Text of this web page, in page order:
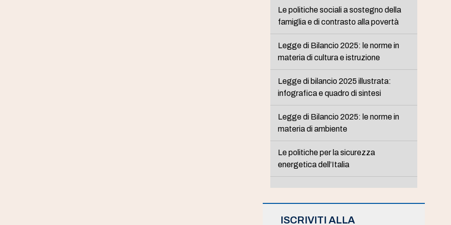
Le politiche sociali a sostegno della
famiglia e di contrasto alla povertà
Legge di Bilancio 2025: le norme in
materia di cultura e istruzione
Legge di bilancio 2025 illustrata:
infografica e quadro di sintesi
Legge di Bilancio 2025: le norme in
materia di ambiente
Le politiche per la sicurezza
energetica dell’Italia
ISCRIVITI ALLA